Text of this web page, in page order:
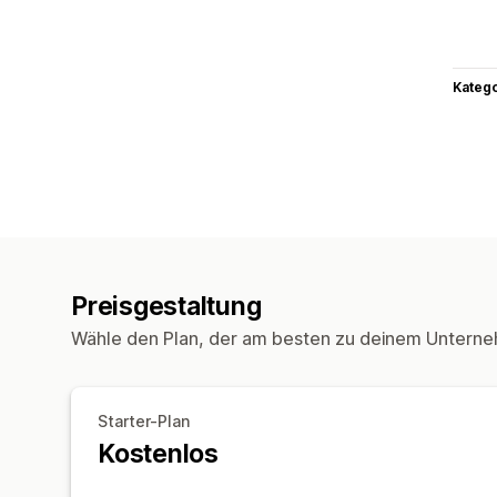
Preisgestaltung
Wähle den Plan, der am besten zu deinem
Starter-Plan
Kostenlos